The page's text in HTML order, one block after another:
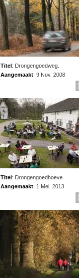
Titel: Drongengoedweg.
Aangemaakt: 9 Nov, 2008
Titel: Drongengoedhoeve
Aangemaakt: 1 Mei, 2013